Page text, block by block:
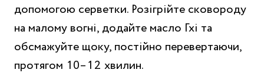
допомогою серветки. Розігрійте сковороду
на малому вогні, додайте масло Гхі та
обсмажуйте щоку, постійно перевертаючи,
протягом 10–12 хвилин.